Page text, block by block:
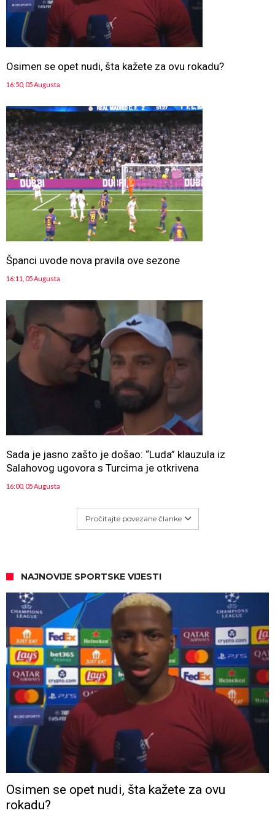
Osimen se opet nudi, šta kažete za ovu rokadu?
16:50, 05 Augusta
Španci uvode nova pravila ove sezone
16:11, 05 Augusta
Sada je jasno zašto je došao: “Luda” klauzula iz
Salahovog ugovora s Turcima je otkrivena
16:00, 05 Augusta
Pročitajte povezane članke
NAJNOVIJE SPORTSKE VIJESTI
Osimen se opet nudi, šta kažete za ovu
rokadu?